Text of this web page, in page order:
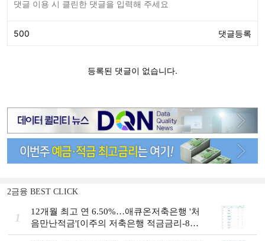
2금융 BEST CLICK
1
12개월 최고 연 6.50%…애큐온저축은행 '처
음만난적금'[이주의 저축은행 적금금리-8월
1주]